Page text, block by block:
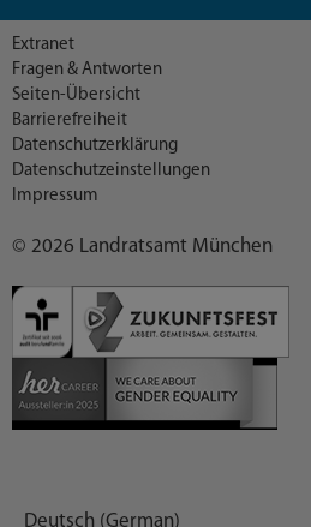
© 2026 Landratsamt München
Extranet
Fragen & Antworten
Seiten-Übersicht
Barrierefreiheit
Datenschutzerklärung
Datenschutzeinstellungen
Impressum
Deutsch (German)